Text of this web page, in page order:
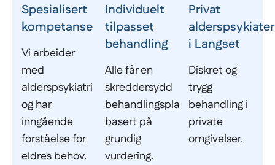
Spesialisert
kompetanse
Vi arbeider
med
alderspsykiatri
og har
inngående
forståelse for
eldres behov.
Individuelt
tilpasset
behandling
Alle får en
skreddersydd
behandlingsplan
basert på
grundig
vurdering.
Privat
alderspsykiater
i Langset
Diskret og
trygg
behandling i
private
omgivelser.